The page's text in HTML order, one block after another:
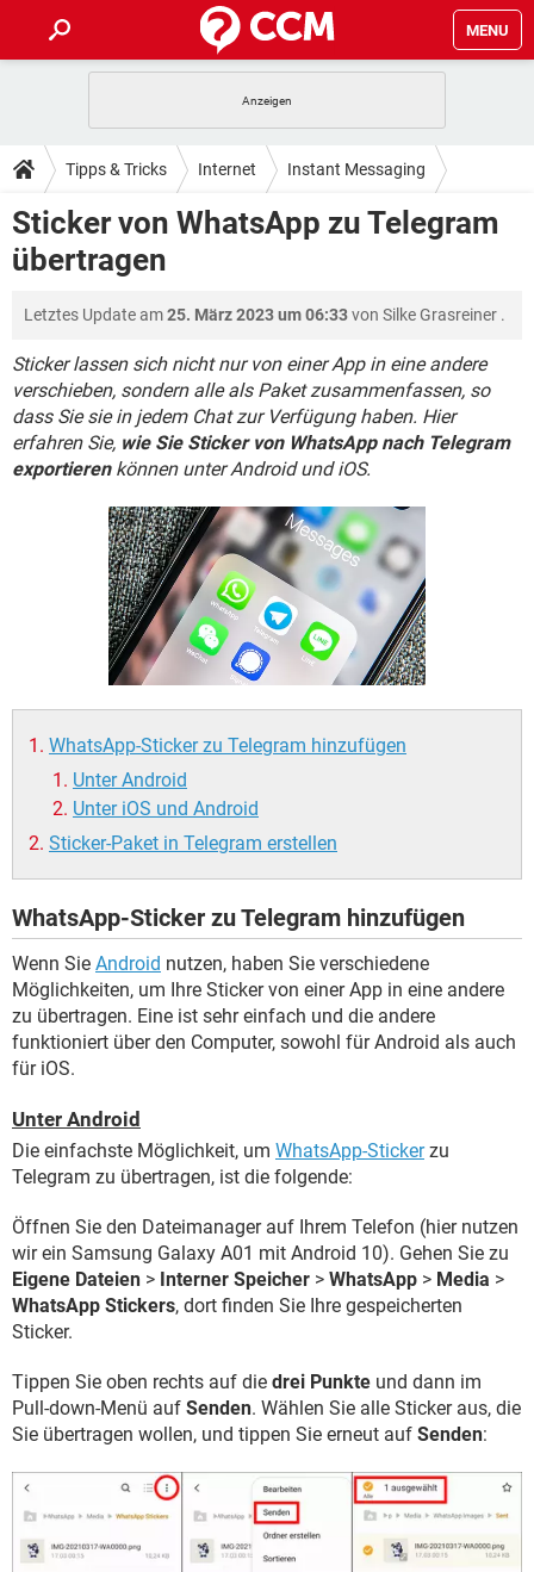
MENU
ANDROID IOS
WINDOWS 10 INSTAGRAM
WHATSAPP
TIPPS & TRICKS
SPIELE
ANDROID IOS
WHATSAPP TIKTOK
FACEBOOK HARDWARE
DOWNLOADS
SPIELE
WHATSAPP TIKTOK
FACEBOOK HARDWARE
FORUM
SPIELE STREAMING
ANDROID IOS
WINDOWS 10 INSTAGRAM
WHATSAPP TIKTOK
FACEBOOK HARDWARE
SPIELE STREAMING
ANDROID IOS
WINDOWS 10 INSTAGRAM
HARDWARE
Tipps & Tricks Internet Instant Messaging
Sticker von WhatsApp zu Telegram
übertragen
Letztes Update am25. März 2023 um 06:33von Silke Grasreiner .
Sticker lassen sich nicht nur von einer App in eine andere
verschieben, sondern alle als Paket zusammenfassen, so
dass Sie sie in jedem Chat zur Verfügung haben. Hier
erfahren Sie, wie Sie Sticker von WhatsApp nach Telegram
exportierenkönnen unter Android und iOS.
WhatsApp-Sticker zu Telegram hinzufügen
Unter Android
Unter iOS und Android
Sticker-Paket in Telegram erstellen
WhatsApp-Sticker zu Telegram hinzufügen
Wenn Sie Android nutzen, haben Sie verschiedene
Möglichkeiten, um Ihre Sticker von einer App in eine andere
zu übertragen. Eine ist sehr einfach und die andere
funktioniert über den Computer, sowohl für Android als auch
für iOS.
Unter Android
Die einfachste Möglichkeit, um WhatsApp-Stickerzu
Telegram zu übertragen, ist die folgende:
Öffnen Sie den Dateimanager auf Ihrem Telefon (hier nutzen
wir ein Samsung Galaxy A01 mit Android 10). Gehen Sie zu
Eigene Dateien > Interner Speicher > WhatsApp > Media >
WhatsApp Stickers, dort finden Sie Ihre gespeicherten
Sticker.
Tippen Sie oben rechts auf die drei Punkte und dann im
Pull-down-Menü auf Senden. Wählen Sie alle Sticker aus, die
Sie übertragen wollen, und tippen Sie erneut auf Senden: